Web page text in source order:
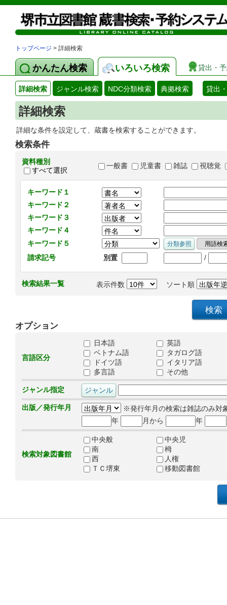
トップページ > 詳細検索
かんたん検索 いろいろ検索 貸出・
詳細検索 ジャンル検索 NDC分類検索 典拠検索 貸出
詳細検索
詳細な条件を設定して、蔵書を検索することができます。
検索条件
資料種別
すべて選択
一般書 児童書 雑誌 視聴覚
キーワード１
キーワード２
キーワード３
キーワード４
キーワード５
請求記号
別置 /
検索結果一覧 表示件数 ソート順
オプション
言語区分
日本語
英語
ベトナム語
タガログ語
ドイツ語
イタリア語
多言語
その他
ジャンル指定
出版／発行年月
※発行年月の検索は雑誌のみ対
年
月から 年
検索対象図書館
中央般
中央児
南
栂
西
人権
ＴＣ堺東
移動図書館